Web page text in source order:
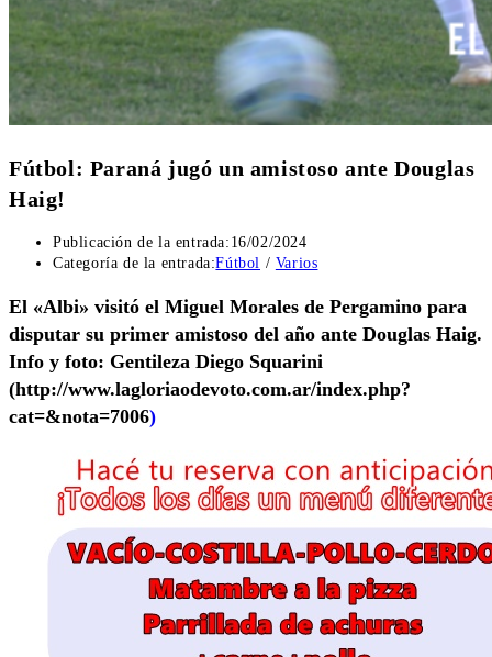
Fútbol: Paraná jugó un amistoso ante Douglas
Haig!
Publicación de la entrada: 16/02/2024
Categoría de la entrada:Fútbol / Varios
El «Albi» visitó el Miguel Morales de Pergamino para
disputar su primer amistoso del año ante Douglas Haig.
Info y foto: Gentileza Diego Squarini
(http://www.lagloriaodevoto.com.ar/index.php?
cat=&nota=7006)